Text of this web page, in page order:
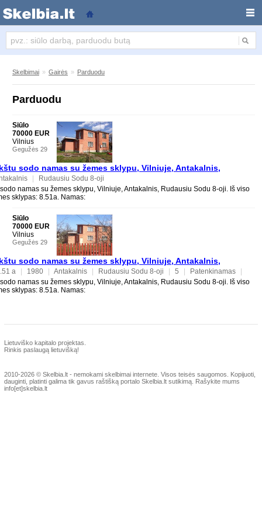
Skelbimai » Gairės » Parduodu
Parduodu
Siūlo
70000 EUR
Vilnius
Gegužės 29
sodo namas su žemes sklypu, Vilniuje, Antakalnis,
oji
Rudausiu Sodu 8-oji
namas su žemes sklypu, Vilniuje, Antakalnis, Rudausiu Sodu 8-oji. Iš viso
sklypas: 8.51a. Namas:
Siūlo
70000 EUR
Vilnius
Gegužės 29
sodo namas su žemes sklypu, Vilniuje, Antakalnis,
a 1980 Antakalnis Rudausiu Sodu 8-oji 5 Patenkinamas
namas su žemes sklypu, Vilniuje, Antakalnis, Rudausiu Sodu 8-oji. Iš viso
sklypas: 8.51a. Namas:
Lietuviško kapitalo projektas.
Rinkis paslaugą lietuvišką!
2010-2026 © Skelbia.lt - nemokami skelbimai internete. Visos teisės saugomos. Kopijuoti,
dauginti, platinti galima tik gavus raštišką portalo Skelbia.lt sutikimą. Rašykite mums
info[et]skelbia.lt